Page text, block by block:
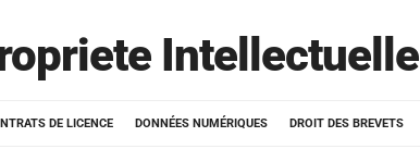
Intellectuelle
DE LICENCE DONNÉES NUMÉRIQUES DROIT DES BREVETS